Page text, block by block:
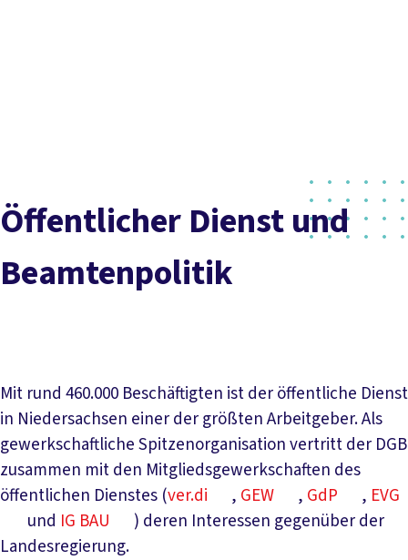
Öffentlicher Dienst und
Beamtenpolitik
Mit rund 460.000 Beschäftigten ist der öffentliche Dienst
in Niedersachsen einer der größten Arbeitgeber. Als
gewerkschaftliche Spitzenorganisation vertritt der DGB
zusammen mit den Mitgliedsgewerkschaften des
öffentlichen Dienstes (ver.di , GEW , GdP , EVG
und IG BAU
) deren Interessen gegenüber der
Landesregierung.